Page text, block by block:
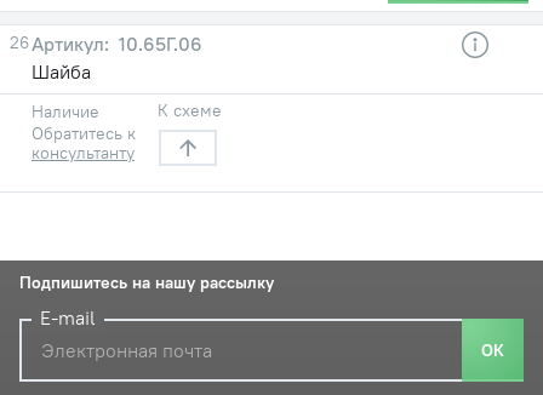
26
10.65Г.06
Шайба
Наличие
Обратитесь к
консультанту
К схеме
Подпишитесь на нашу рассылку
E-mail
ОК